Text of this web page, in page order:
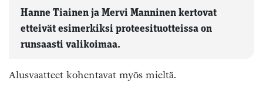
Hanne Tiainen ja Mervi Manninen kertovat
etteivät esimerkiksi proteesituotteissa on
runsaasti valikoimaa.
Alusvaatteet kohentavat myös mieltä.